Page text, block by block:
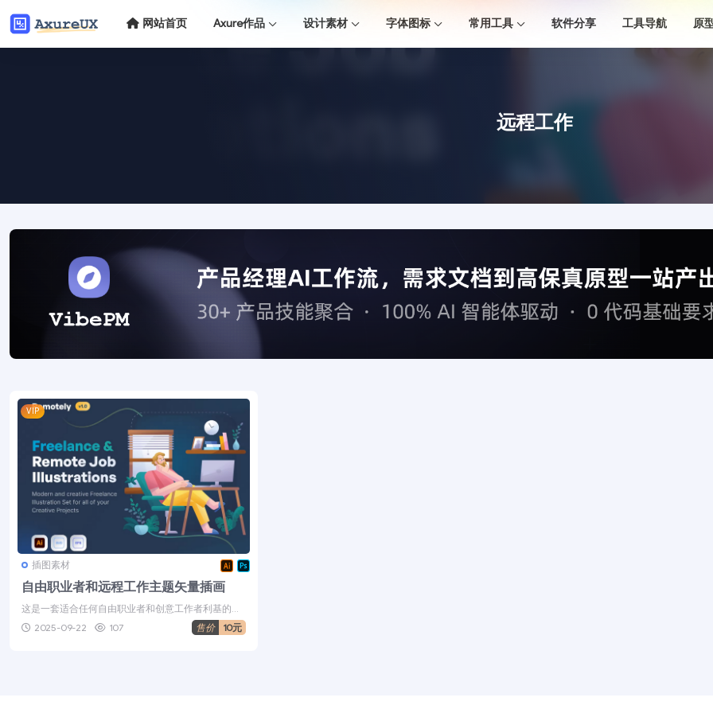
网站首页 Axure作品 设计素材 字体图标 常用工具 软件分享 工具导航 原
远程工作
VIP
插图素材
自由职业者和远程工作主题矢量插画
这是一套适合任何自由职业者和创意工作者利基的自
2025-09-22 107 售价 10元